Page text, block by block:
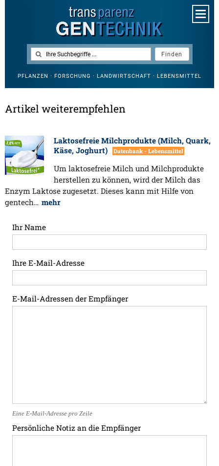
PFLANZEN · FORSCHUNG · LANDWIRTSCHAFT · LEBENSMITTEL
Artikel weiterempfehlen
Laktosefreie Milchprodukte (Milch, Quark,
Käse, Joghurt)
Datenbank - Lebensmittel
Um laktosefreie Milch und Milchprodukte
herstellen zu können, wird der Milch das
Enzym Laktose zugesetzt. Dieses kann mit Hilfe von
gentech… mehr
Ihr Name
Ihre E-Mail-Adresse
E-Mail-Adressen der Empfänger
Eine E-Mail-Adresse pro Zeile
Persönliche Notiz an die Empfänger